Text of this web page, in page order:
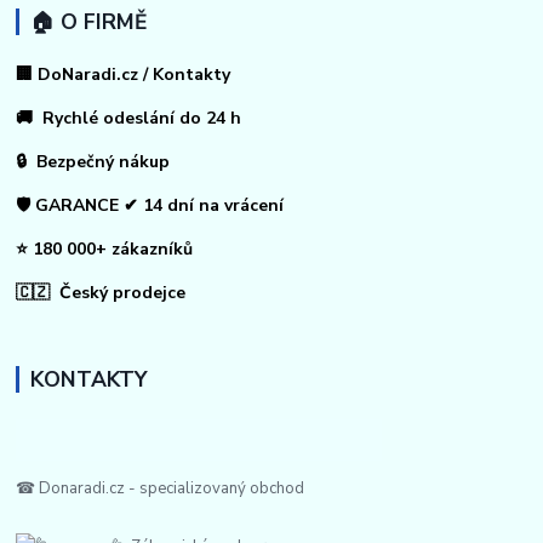
🏠 O FIRMĚ
🏢 DoNaradi.cz / Kontakty
🚚 Rychlé odeslání do 24 h
🔒 Bezpečný nákup
🛡️ GARANCE ✔ 14 dní na vrácení
⭐ 180 000+ zákazníků
🇨🇿 Český prodejce
KONTAKTY
☎ Donaradi.cz - specializovaný obchod